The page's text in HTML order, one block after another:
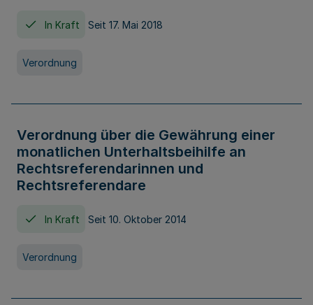
In Kraft Seit 17. Mai 2018
Verordnung
Verordnung über die Gewährung einer
monatlichen Unterhaltsbeihilfe an
Rechtsreferendarinnen und
Rechtsreferendare
In Kraft Seit 10. Oktober 2014
Verordnung